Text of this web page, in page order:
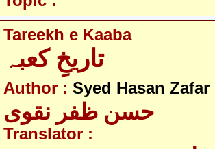
Tareekh e Kaaba
تاریخِ کعبہ
Author : Syed Hasan Zafar
حسن ظفر نقوی
Translator :